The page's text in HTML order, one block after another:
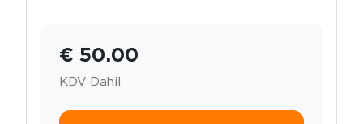
€ 50.00
KDV Dahil